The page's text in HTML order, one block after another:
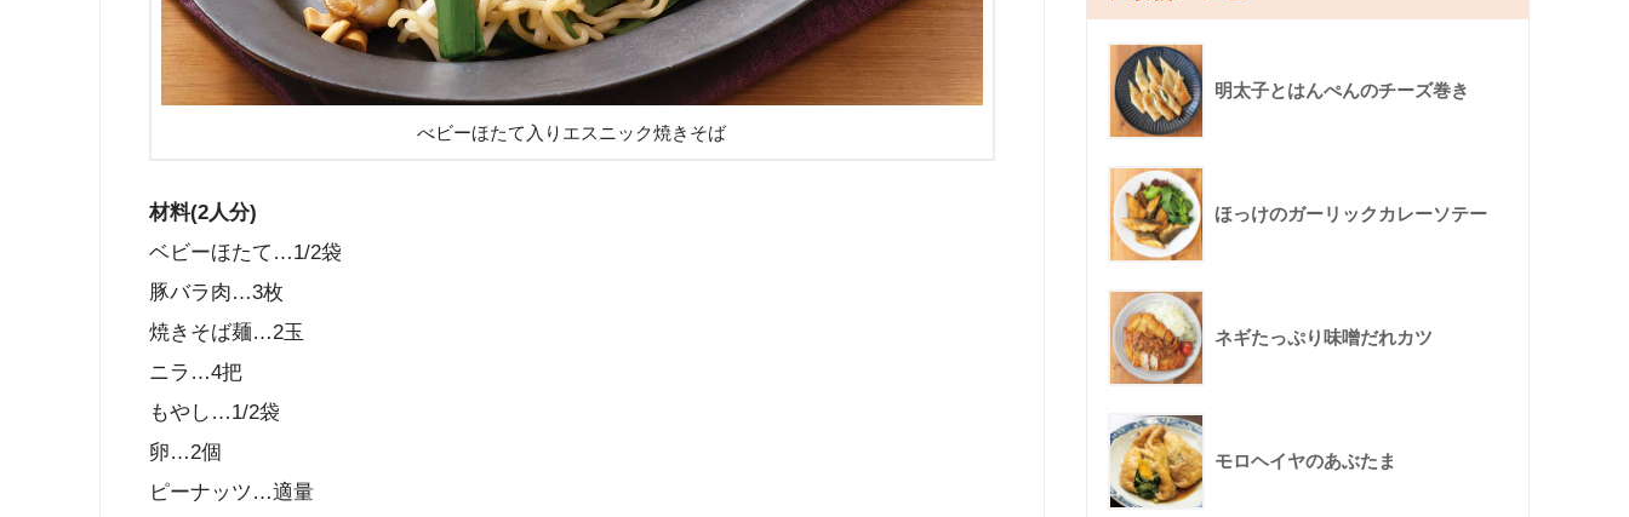
べビーほたて入りエスニック焼きそば
材料(2人分)
ベビーほたて…1/2袋
豚バラ肉…3枚
焼きそば麺…2玉
ニラ…4把
もやし…1/2袋
卵…2個
ピーナッツ…適量
明太子とはんぺんのチーズ巻き
ほっけのガーリックカレーソテー
ネギたっぷり味噌だれカツ
モロヘイヤのあぶたま